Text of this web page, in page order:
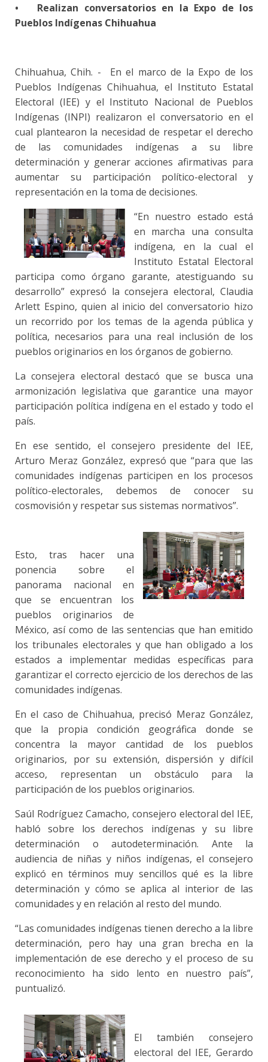
•
Realizan conversatorios en la Expo de los
Pueblos Indígenas Chihuahua
Chihuahua, Chih. - En el marco de la Expo de los
Pueblos Indígenas Chihuahua, el Instituto Estatal
Electoral (IEE) y el Instituto Nacional de Pueblos
Indígenas (INPI) realizaron el conversatorio en el
cual plantearon la necesidad de respetar el derecho
de las comunidades indígenas a su libre
determinación y generar acciones afirmativas para
aumentar su participación político-electoral y
representación en la toma de decisiones.
“En nuestro estado está
en marcha una consulta
indígena, en la cual el
Instituto Estatal Electoral
participa como órgano garante, atestiguando su
desarrollo” expresó la consejera electoral, Claudia
Arlett Espino, quien al inicio del conversatorio hizo
un recorrido por los temas de la agenda pública y
política, necesarios para una real inclusión de los
pueblos originarios en los órganos de gobierno.
La consejera electoral destacó que se busca una
armonización legislativa que garantice una mayor
participación política indígena en el estado y todo el
país.
En ese sentido, el consejero presidente del IEE,
Arturo Meraz González, expresó que “para que las
comunidades indígenas participen en los procesos
político-electorales, debemos de conocer su
cosmovisión y respetar sus sistemas normativos”.
Esto, tras hacer una
ponencia sobre el
panorama nacional en
que se encuentran los
pueblos originarios de
México, así como de las sentencias que han emitido
los tribunales electorales y que han obligado a los
estados a implementar medidas específicas para
garantizar el correcto ejercicio de los derechos de las
comunidades indígenas.
En el caso de Chihuahua, precisó Meraz González,
que la propia condición geográfica donde se
concentra la mayor cantidad de los pueblos
originarios, por su extensión, dispersión y difícil
acceso, representan un obstáculo para la
participación de los pueblos originarios.
Saúl Rodríguez Camacho, consejero electoral del IEE,
habló sobre los derechos indígenas y su libre
determinación o autodeterminación. Ante la
audiencia de niñas y niños indígenas, el consejero
explicó en términos muy sencillos qué es la libre
determinación y cómo se aplica al interior de las
comunidades y en relación al resto del mundo.
“Las comunidades indígenas tienen derecho a la libre
determinación, pero hay una gran brecha en la
implementación de ese derecho y el proceso de su
reconocimiento ha sido lento en nuestro país”,
puntualizó.
El también consejero
electoral del IEE, Gerardo